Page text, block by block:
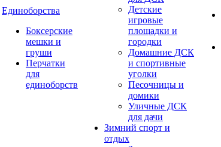
Единоборства
Боксерские
мешки и
груши
Перчатки
для
единоборств
Детские
игровые
площадки и
городки
Домашние ДСК
и спортивные
уголки
Песочницы и
домики
Уличные ДСК
для дачи
Зимний спорт и
отдых